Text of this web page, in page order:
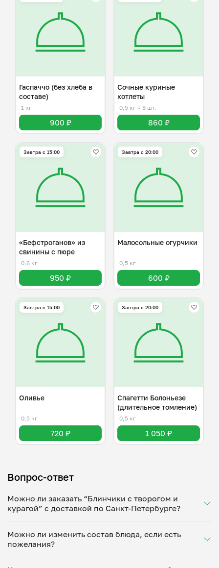
Гаспаччо (без хлеба в
составе)
1 кг
900 ₽
Сочные куриные
котлеты
0,5 кг ≈ 8 шт.
860 ₽
Завтра c 15:00
«Бефстроганов» из
свинины с пюре
0,6 кг
950 ₽
Завтра c 20:00
Малосольные огурчики
0,5 кг
600 ₽
Завтра c 15:00
Оливье
0,5 кг
720 ₽
Завтра c 20:00
Спагетти Болоньезе
(длительное томление)
0,5 кг
1 050 ₽
Вопрос-ответ
Можно ли заказать “Блинчики с творогом и
курагой” с доставкой по Санкт-Петербурге?
Укажите удобное время — и получите свежее
домашнее блюдо в большой порции прямо с плиты.
минут. Статус заказа отслеживайте в личном
Можно ли изменить состав блюда, если есть
пожелания?